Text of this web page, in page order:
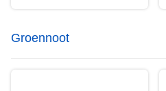
Groennoot